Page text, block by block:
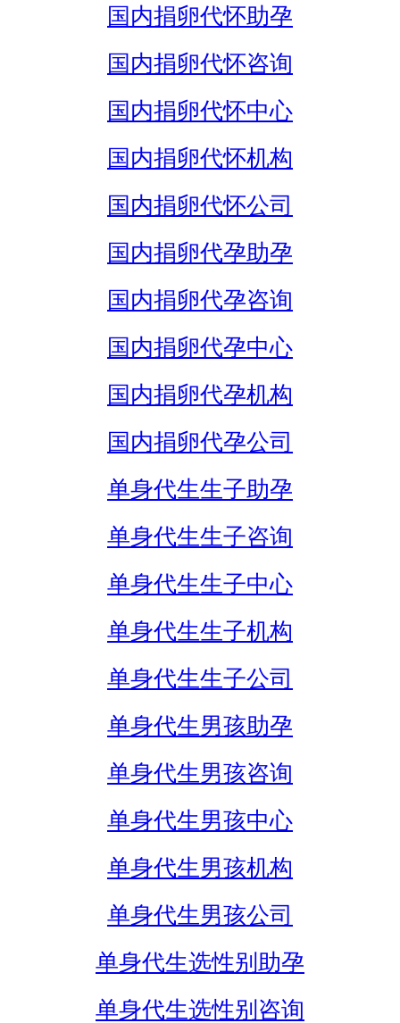
国内捐卵代怀助孕
国内捐卵代怀咨询
国内捐卵代怀中心
国内捐卵代怀机构
国内捐卵代怀公司
国内捐卵代孕助孕
国内捐卵代孕咨询
国内捐卵代孕中心
国内捐卵代孕机构
国内捐卵代孕公司
单身代生生子助孕
单身代生生子咨询
单身代生生子中心
单身代生生子机构
单身代生生子公司
单身代生男孩助孕
单身代生男孩咨询
单身代生男孩中心
单身代生男孩机构
单身代生男孩公司
单身代生选性别助孕
单身代生选性别咨询